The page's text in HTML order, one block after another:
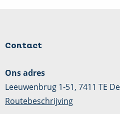
Contact
Ons adres
Leeuwenbrug 1-51, 7411 TE
Routebeschrijving